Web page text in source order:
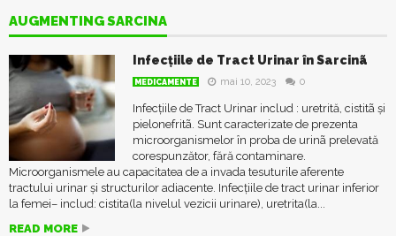
AUGMENTING SARCINA
Infecțiile de Tract Urinar în Sarcinã
MEDICAMENTE mai 10, 2023 0
Infecțiile de Tract Urinar includ : uretrită, cistitã și
pielonefritã. Sunt caracterizate de prezenta
microorganismelor în proba de urinã prelevată
corespunzător, fără contaminare.
Microorganismele au capacitatea de a invada tesuturile aferente
tractului urinar și structurilor adiacente. Infecțiile de tract urinar inferior
la femei– includ: cistita(la nivelul vezicii urinare), uretrita(la...
READ MORE